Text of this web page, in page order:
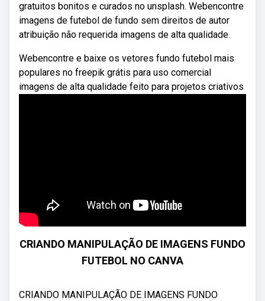
gratuitos bonitos e curados no unsplash. Webencontre
imagens de futebol de fundo sem direitos de autor
atribuição não requerida imagens de alta qualidade.
Webencontre e baixe os vetores fundo futebol mais
populares no freepik grátis para uso comercial
imagens de alta qualidade feito para projetos criativos
CRIANDO MANIPULAÇÃO DE IMAGENS FUNDO
FUTEBOL NO CANVA
CRIANDO MANIPULAÇÃO DE IMAGENS FUNDO